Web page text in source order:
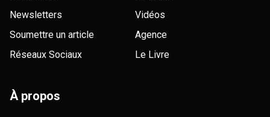
Newsletters
Soumettre un article
Réseaux Sociaux
Vidéos
Agence
Le Livre
À propos